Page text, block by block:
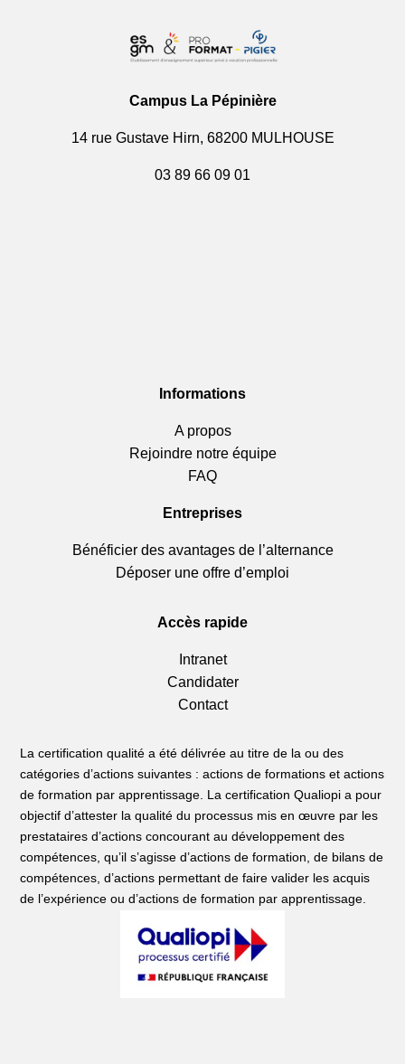
Campus La Pépinière
14 rue Gustave Hirn, 68200 MULHOUSE
03 89 66 09 01
Informations
A propos
Rejoindre notre équipe
FAQ
Entreprises
Bénéficier des avantages de l’alternance
Déposer une offre d’emploi
Accès rapide
Intranet
Candidater
Contact
La certification qualité a été délivrée au titre de la ou des
catégories d’actions suivantes : actions de formations et actions
de formation par apprentissage. La certification Qualiopi a pour
objectif d’attester la qualité du processus mis en œuvre par les
prestataires d’actions concourant au développement des
compétences, qu’il s’agisse d’actions de formation, de bilans de
compétences, d’actions permettant de faire valider les acquis
de l’expérience ou d’actions de formation par apprentissage.